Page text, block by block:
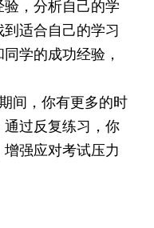
，分析自己的学
适合自己的学习
学的成功经验，
间，你有更多的时
过反复练习，你
强应对考试压力